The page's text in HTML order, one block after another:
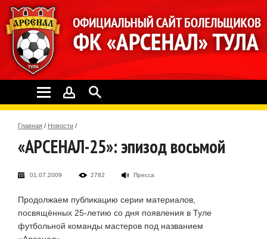
Главная / Новости /
«АРСЕНАЛ-25»: эпизод восьмой
01.07.2009 2782 Пресса
Продолжаем публикацию серии материалов,
посвящённых 25-летию со дня появления в Туле
футбольной команды мастеров под названием